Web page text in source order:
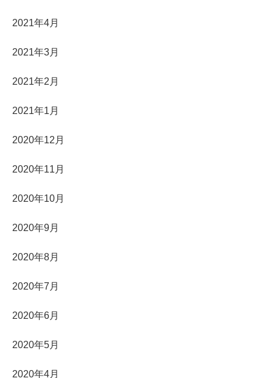
2021年4月
2021年3月
2021年2月
2021年1月
2020年12月
2020年11月
2020年10月
2020年9月
2020年8月
2020年7月
2020年6月
2020年5月
2020年4月